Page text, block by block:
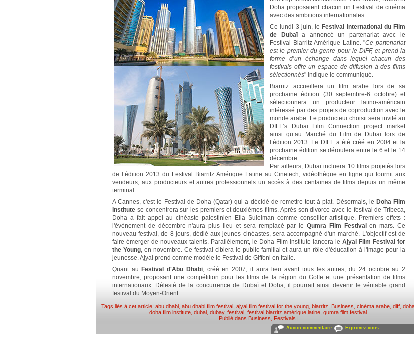
Doha proposaient chacun un Festival de cinéma
avec des ambitions internationales.
Ce lundi 3 juin, le Festival International du Film
de Dubaïa annoncé un partenariat avec le
Festival Biarritz Amérique Latine. "Ce partenariat
est le premier du genre pour le DIFF, et prend la
forme d’un échange dans lequel chacun des
festivals offre un espace de diffusion à des films
sélectionnés" indique le communiqué.
Biarritz accueillera un film arabe lors de sa
prochaine édition (30 septembre-6 octobre) et
sélectionnera un producteur latino-américain
intéressé par des projets de coproduction avec le
monde arabe. Le producteur choisit sera invité au
DIFF’s Dubai Film Connection project market
ainsi qu’au Marché du Film de Dubaï lors de
l’édition 2013. Le DIFF a été créé en 2004 et la
prochaine édition se déroulera entre le 6 et le 14
décembre.
Par ailleurs, Dubaï incluera 10 films projetés lors
de l’édition 2013 du Festival Biarritz Amérique Latine au Cinetech, vidéothèque en ligne qui fournit aux
vendeurs, aux producteurs et autres professionnels un accès à des centaines de films depuis un même
terminal.
A Cannes, c'est le Festival de Doha (Qatar) qui a décidé de remettre tout à plat. Désormais, le Doha Film
Institute se concentrera sur les premiers et deuxièmes films. Après son divorce avec le festival de Tribeca,
Doha a fait appel au cinéaste palestinien Elia Suleiman comme conseiller artistique. Premiers effets :
l'évènement de décembre n'aura plus lieu et sera remplacé par le Qumra Film Festival en mars. Ce
nouveau festival, de 8 jours, dédié aux jeunes cinéastes, sera accompagné d'un marché. L'objectif est de
faire émerger de nouveaux talents. Parallèlement, le Doha Film Institute lancera le Ajyal Film Festival for
the Young, en novembre. Ce festival ciblera le public familial et aura un rôle d'éducation à l'image pour la
jeunesse. Ajyal prend comme modèle le Festival de Giffoni en Italie.
Quant au Festival d'Abu Dhabi, créé en 2007, il aura lieu avant tous les autres, du 24 octobre au 2
novembre, proposant une compétition pour les films de la région du Golfe et une présentation de films
internationaux. Délesté de la concurrence de Dubaï et Doha, il pourrait ainsi devenir le véritable grand
festival du Moyen-Orient.
Tags liés à cet article: abu dhabi abu dhabi film festival ajyal film festival for the young biarritz Business cinéma arabe diff
doha film institute dubai dubay, festival festival biarritz amérique latine qumra film festival
Publié dans Business Festivals |
Aucun commentaire Exprimez-vous